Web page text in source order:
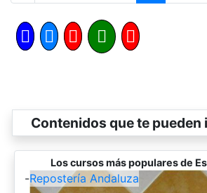
Contenidos que te pueden
Los cursos más populares de
-Repostería Andaluza